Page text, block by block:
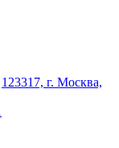
123317, г. Москва,